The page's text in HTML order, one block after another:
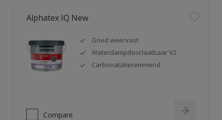
Alphatex IQ New
Goed weervast
Waterdampdoorlaatbaar V2
Carbonatatieremmend
Compare